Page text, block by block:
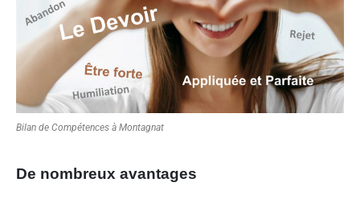
Bilan de Compétences à Montagnat
De nombreux avantages